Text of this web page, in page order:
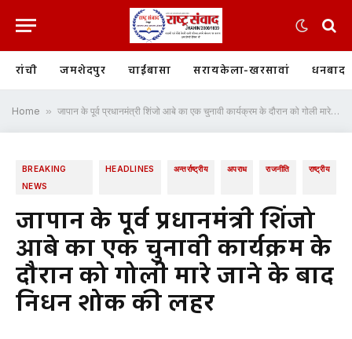
रांची जमशेदपुर चाईबासा सरायकेला-खरसावां धनबाद
Home » जापान के पूर्व प्रधानमंत्री शिंजो आबे का एक चुनावी कार्यक्रम के दौरान को गोली मारे जाने के बाद निधन शोक की लहर
BREAKING
NEWS
HEADLINES अन्तर्राष्ट्रीय अपराध राजनीति राष्ट्रीय
जापान के पूर्व प्रधानमंत्री शिंजो
आबे का एक चुनावी कार्यक्रम के
दौरान को गोली मारे जाने के बाद
निधन शोक की लहर